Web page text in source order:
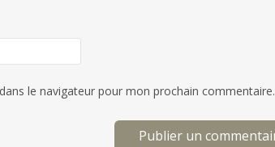
le navigateur pour mon prochain commentaire.